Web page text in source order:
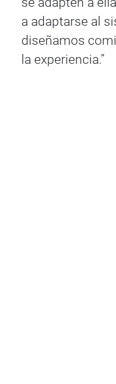
a adaptarse al
diseñamos
la experiencia.”